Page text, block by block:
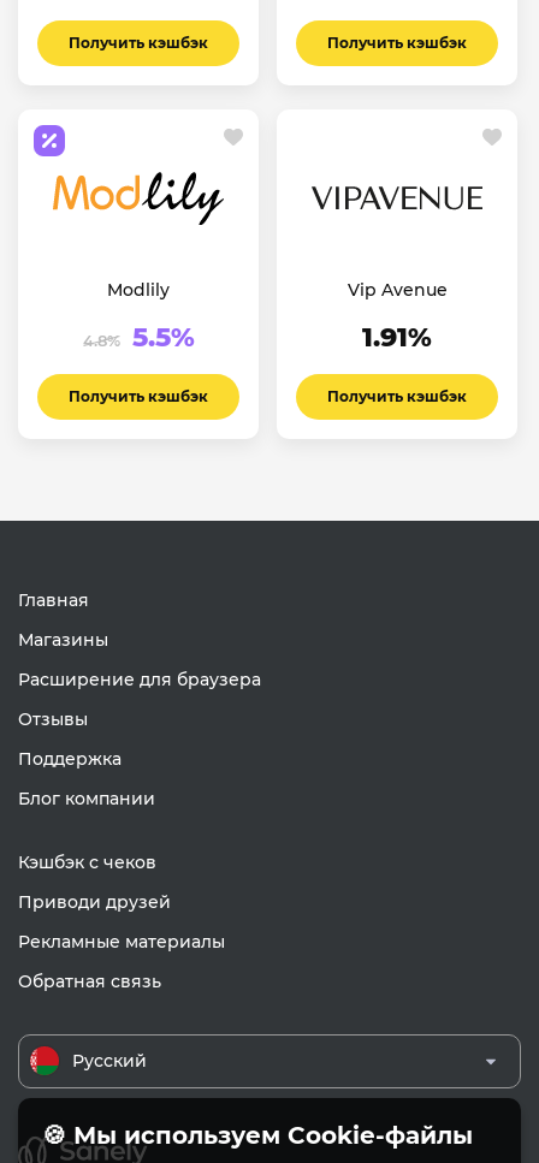
Получить кэшбэк Получить кэшбэк
Modlily
4.8% 5.5%
Получить кэшбэк
Vip Avenue
1.91%
Получить кэшбэк
Главная
Магазины
Расширение для браузера
Отзывы
Поддержка
Блог компании
Кэшбэк с чеков
Приводи друзей
Рекламные материалы
Обратная связь
Русский
🍪 Мы используем Cookie-файлы